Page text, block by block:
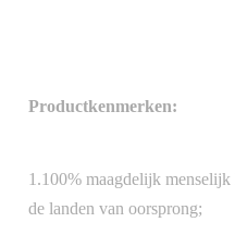
Productkenmerken:
1.100% maagdelijk
de landen van oorsprong;